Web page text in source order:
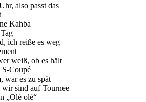
also passt das
Kahba
ich reiße es weg
weiß, ob es hält
Coupé
war es zu spät
sind auf Tournee
„Olé olé“